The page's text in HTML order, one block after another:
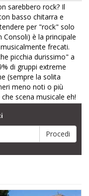
sarebbero rock? Il
basso chitarra e
per "rock" solo
Consoli) è la principale
frecati.
picchia durissimo" a
di gruppi extreme
(sempre la solita
meno noti o più
scena musicale eh!